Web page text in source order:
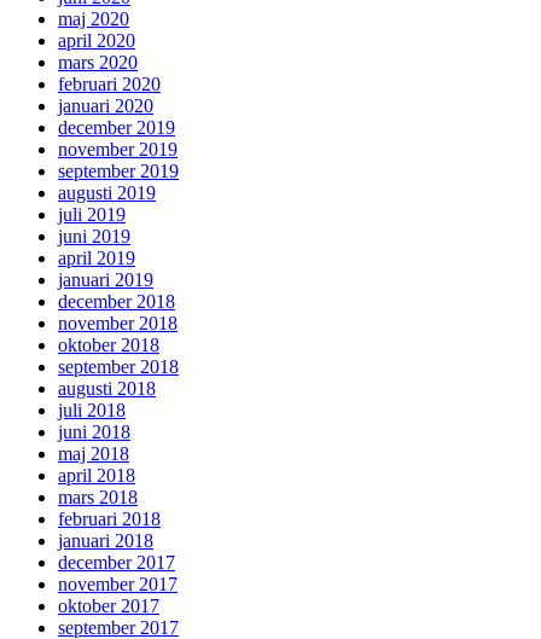
maj 2020
april 2020
mars 2020
februari 2020
januari 2020
december 2019
november 2019
september 2019
augusti 2019
juli 2019
juni 2019
april 2019
januari 2019
december 2018
november 2018
oktober 2018
september 2018
augusti 2018
juli 2018
juni 2018
maj 2018
april 2018
mars 2018
februari 2018
januari 2018
december 2017
november 2017
oktober 2017
september 2017